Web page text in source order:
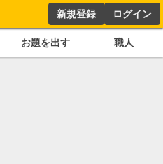
新規登録 ログイン
お題を出す 職人